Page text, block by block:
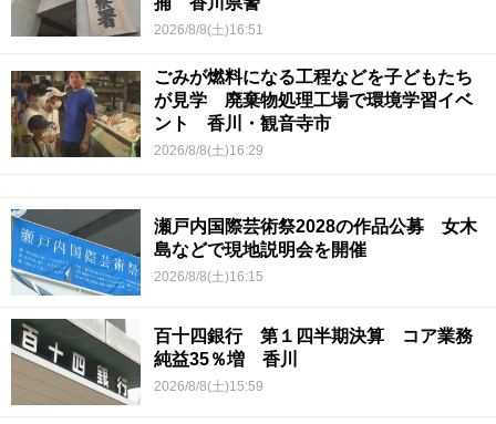
2026/8/8(土)16:51
ごみが燃料になる工程などを子どもたち
が見学 廃棄物処理工場で環境学習イベ
ント 香川・観音寺市
2026/8/8(土)16:29
瀬戸内国際芸術祭2028の作品公募 女木
島などで現地説明会を開催
2026/8/8(土)16:15
百十四銀行 第１四半期決算 コア業務
純益35％増 香川
2026/8/8(土)15:59